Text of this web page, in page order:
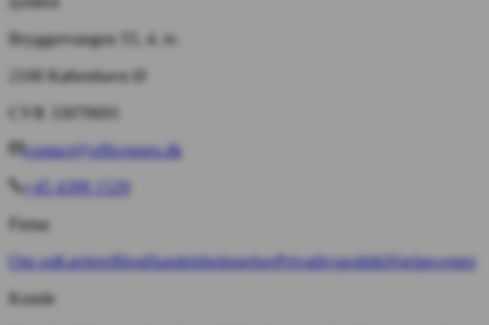
Bryggervangen 55, 4. tv.
2100 København Ø
CVR 33070691
contact@officeguru.dk
+45 4399 1529
Firma
Om osKarriereBlogHandelsbetingelserPrivatlivspolitikHjælpecenter
Kunde